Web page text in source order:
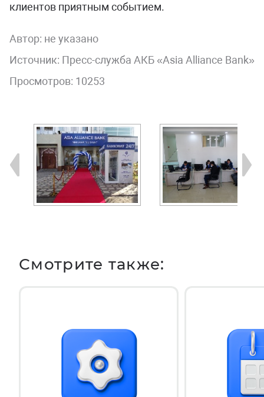
клиентов приятным событием.
Автор: не указано
Источник: Пресс-служба АКБ «Asia Alliance Bank»
Просмотров: 10253
Смотрите также: